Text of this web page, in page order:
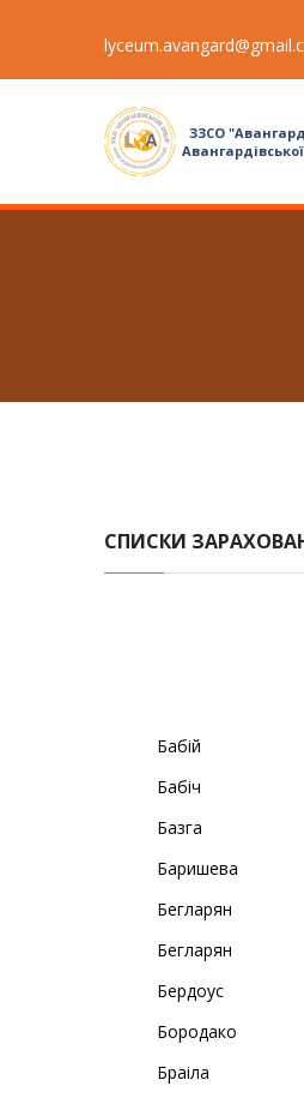
ЗЗСО
СПИСКИ
Бабій
Бабіч
Базга
Баришева
Бегларян
Бегларян
Бердоус
Бородако
Браіла